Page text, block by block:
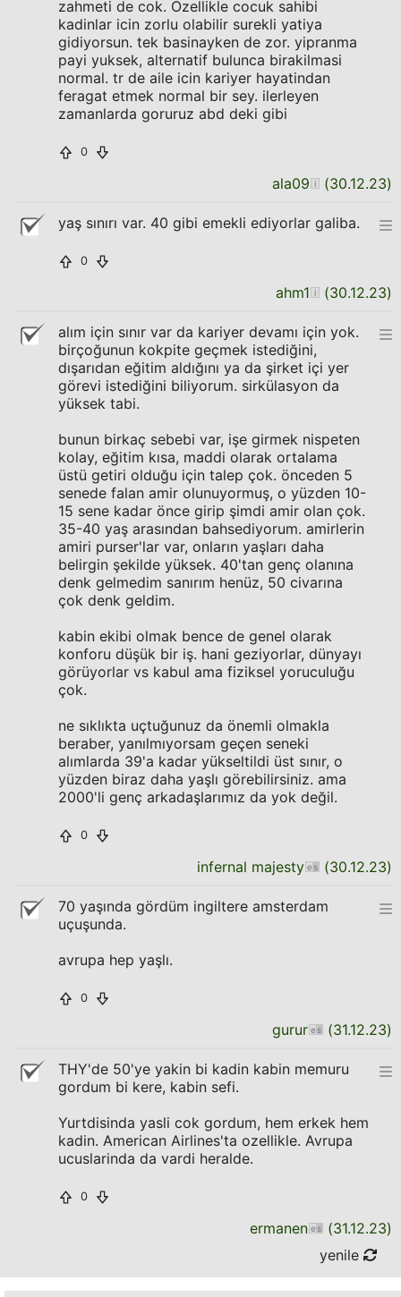
zahmeti de cok. Ozellikle cocuk sahibi
kadinlar icin zorlu olabilir surekli yatiya
gidiyorsun. tek basinayken de zor. yipranma
payi yuksek, alternatif bulunca birakilmasi
normal. tr de aile icin kariyer hayatindan
feragat etmek normal bir sey. ilerleyen
zamanlarda goruruz abd deki gibi
0
ala09 (30.12.23)
yaş sınırı var. 40 gibi emekli ediyorlar galiba.
0
ahm1 (30.12.23)
alım için sınır var da kariyer devamı için yok.
birçoğunun kokpite geçmek istediğini,
dışarıdan eğitim aldığını ya da şirket içi yer
görevi istediğini biliyorum. sirkülasyon da
yüksek tabi.
bunun birkaç sebebi var, işe girmek nispeten
kolay, eğitim kısa, maddi olarak ortalama
üstü getiri olduğu için talep çok. önceden 5
senede falan amir olunuyormuş, o yüzden 10-
15 sene kadar önce girip şimdi amir olan çok.
35-40 yaş arasından bahsediyorum. amirlerin
amiri purser'lar var, onların yaşları daha
belirgin şekilde yüksek. 40'tan genç olanına
denk gelmedim sanırım henüz, 50 civarına
çok denk geldim.
kabin ekibi olmak bence de genel olarak
konforu düşük bir iş. hani geziyorlar, dünyayı
görüyorlar vs kabul ama fiziksel yoruculuğu
çok.
ne sıklıkta uçtuğunuz da önemli olmakla
beraber, yanılmıyorsam geçen seneki
alımlarda 39'a kadar yükseltildi üst sınır, o
yüzden biraz daha yaşlı görebilirsiniz. ama
2000'li genç arkadaşlarımız da yok değil.
0
infernal majesty (30.12.23)
70 yaşında gördüm ingiltere amsterdam
uçuşunda.
avrupa hep yaşlı.
0
gurur (31.12.23)
THY'de 50'ye yakin bi kadin kabin memuru
gordum bi kere, kabin sefi.
Yurtdisinda yasli cok gordum, hem erkek hem
kadin. American Airlines'ta ozellikle. Avrupa
ucuslarinda da vardi heralde.
0
ermanen (31.12.23)
yenile